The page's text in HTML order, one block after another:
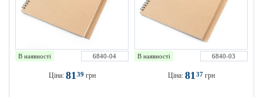
В наявності 6840-04
Ціна: 8139 грн
В наявності 6840-03
Ціна: 8137 грн